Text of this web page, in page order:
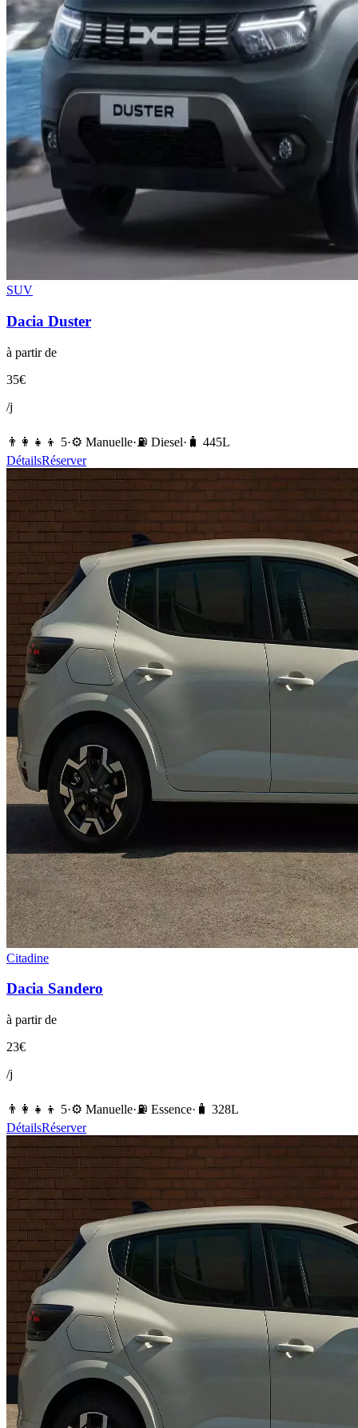
SUV
Dacia Duster
à partir de
35€
/j
👨‍👩‍👧‍👦 5·⚙️ Manuelle·⛽️ Diesel· 🧳 445L
DétailsRéserver
Citadine
Dacia Sandero
à partir de
23€
/j
👨‍👩‍👧‍👦 5·⚙️ Manuelle·⛽️ Essence· 🧳 328L
DétailsRéserver